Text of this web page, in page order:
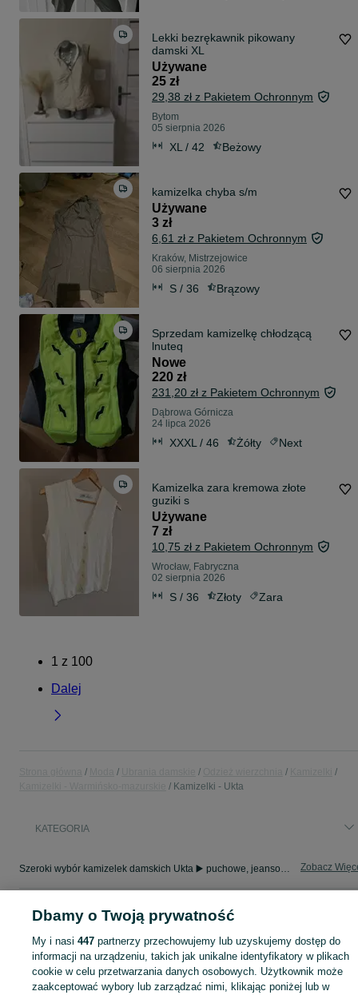
Lekki bezrękawnik pikowany
damski XL
Używane
25 zł
29,38 zł z Pakietem Ochronnym
Bytom
05 sierpnia 2026
XL / 42 Beżowy
kamizelka chyba s/m
Używane
3 zł
6,61 zł z Pakietem Ochronnym
Kraków, Mistrzejowice
06 sierpnia 2026
S / 36 Brązowy
Sprzedam kamizelkę chłodzącą
lnuteq
Nowe
220 zł
231,20 zł z Pakietem Ochronnym
Dąbrowa Górnicza
24 lipca 2026
XXXL / 46 Żółty Next
Kamizelka zara kremowa złote
guziki s
Używane
7 zł
10,75 zł z Pakietem Ochronnym
Wrocław, Fabryczna
02 sierpnia 2026
S / 36 Złoty Zara
1 z 100
Dalej
Kamizelki - Ukta
KATEGORIA
Szeroki wybór kamizelek damskich Ukta ▶️ puchowe, jeansowe, skórzane i eleganckie ✅ Nowe i używane w dobrych cenach ✌ Sprawdź oferty na OLX.pl! Zobacz
Mapa kategorii
Mapa ministron
Popularne wyszukiwania
Dbamy o Twoją prywatność
My i nasi447 partnerzy przechowujemy lub uzyskujemy dostęp do
informacji na urządzeniu, takich jak unikalne identyfikatory w plikach
cookie w celu przetwarzania danych osobowych. Użytkownik może
zaakceptować wybory lub zarządzać nimi, klikając poniżej lub w